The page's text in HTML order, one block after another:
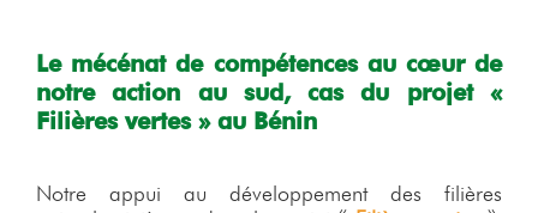
Le mécénat de compétences au cœur de
notre action au sud, cas du projet «
Filières vertes » au Bénin
Notre appui au développement des filières